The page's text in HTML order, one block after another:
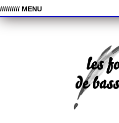
////////// MENU